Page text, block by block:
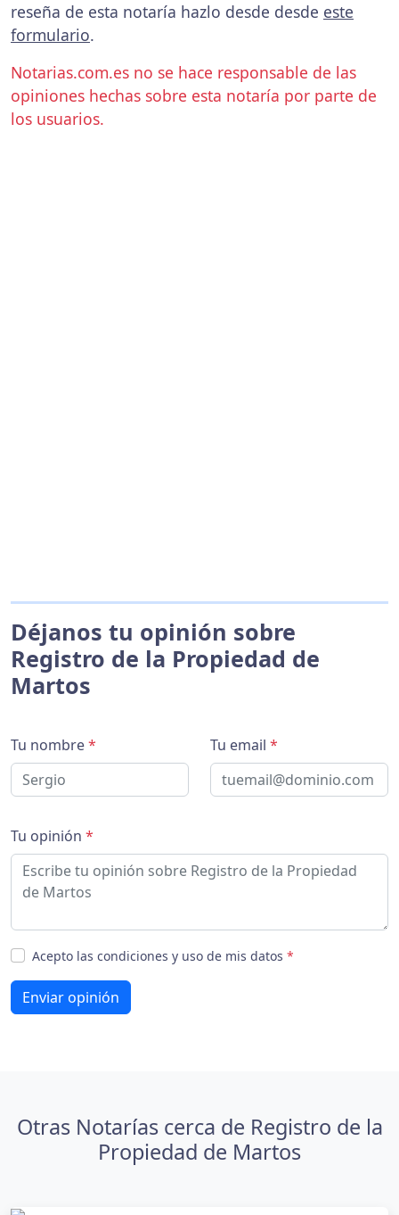
reseña de esta notaría hazlo desde desde este
formulario.
Notarias.com.es no se hace responsable de las
opiniones hechas sobre esta notaría por parte de
los usuarios.
Déjanos tu opinión sobre
Registro de la Propiedad de
Martos
Tu nombre* Tu email *
Tu opinión *
Acepto las condiciones y uso de mis datos *
Enviar opinión
Otras Notarías cerca de Registro de la
Propiedad de Martos